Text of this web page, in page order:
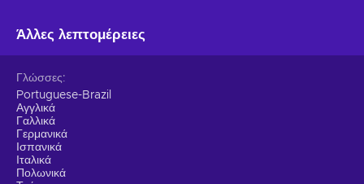
Άλλες λεπτομέρειες
Γλώσσες
Portuguese-Brazil
Αγγλικά
Γαλλικά
Γερμανικά
Ισπανικά
Ιταλικά
Πολωνικά